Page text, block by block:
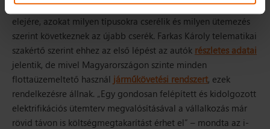
Nem mindegy, hogy melyik járművek kerülnek a folyamat
elejére, azokat milyen típusokra cserélik és milyen ütemezés
szerint következnek az újabb cserék. Farkas Károly telematikai
szakértő szerint ehhez az első lépést az autók részletes adatai
jelentik, de mivel Magyarországon szinte minden
flottaüzemeltető használ járműkövetési rendszert, ezek
rendelkezésre állnak. „Egy gondosan felépített és kidolgozott
elektrifikációs ütemterv megvalósításával a vállalkozás már
rövid távon is költségmegtakarítást érhet el” – mondta az i-